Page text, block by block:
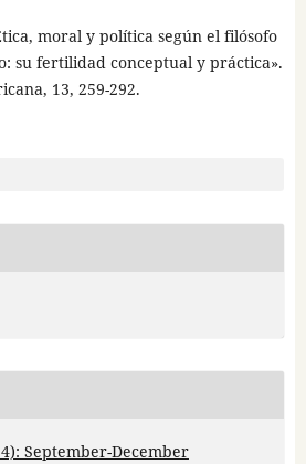
moral y política según el filósofo
su fertilidad conceptual y práctica».
13, 259-292.
September-December